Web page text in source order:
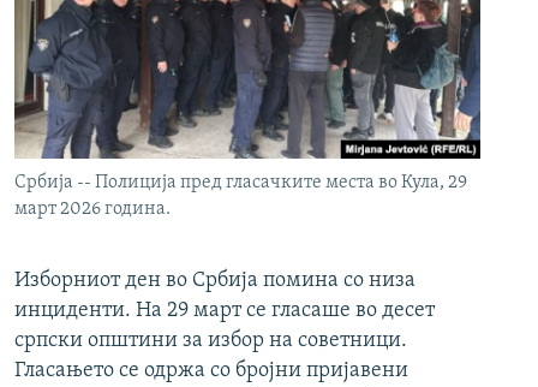
Србија -- Полиција пред гласачките места во Кула, 29
март 2026 година.
Изборниот ден во Србија помина со низа
инциденти. На 29 март се гласаше во десет
српски општини за избор на советници.
Гласањето се одржа со бројни пријавени